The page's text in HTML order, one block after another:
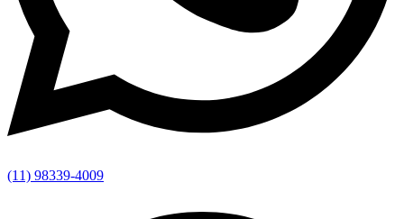
(11) 98339-4009